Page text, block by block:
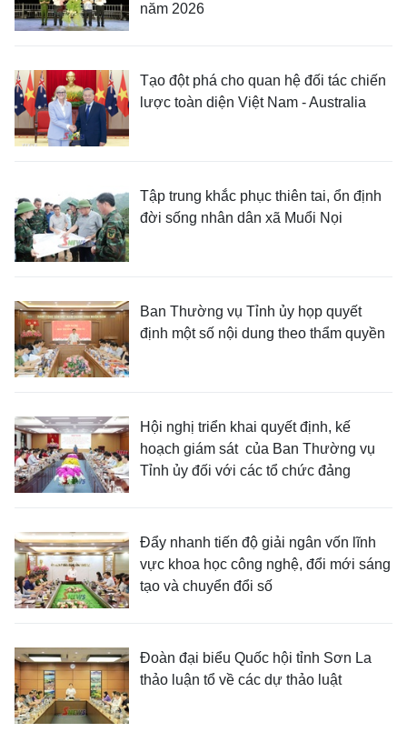
năm 2026
Tạo đột phá cho quan hệ đối tác chiến
lược toàn diện Việt Nam - Australia
Tập trung khắc phục thiên tai, ổn định
đời sống nhân dân xã Muổi Nọi
Ban Thường vụ Tỉnh ủy họp quyết
định một số nội dung theo thẩm quyền
Hội nghị triển khai quyết định, kế
hoạch giám sát của Ban Thường vụ
Tỉnh ủy đối với các tổ chức đảng
Đẩy nhanh tiến độ giải ngân vốn lĩnh
vực khoa học công nghệ, đổi mới sáng
tạo và chuyển đổi số
Đoàn đại biểu Quốc hội tỉnh Sơn La
thảo luận tổ về các dự thảo luật